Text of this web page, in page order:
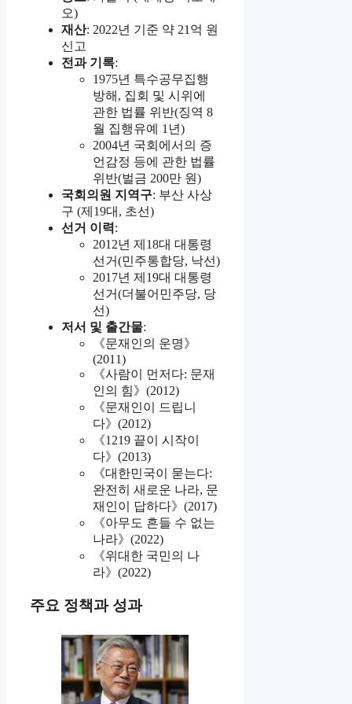
오)
재산: 2022년 기준 약 21억 원
신고
전과 기록:
1975년 특수공무집행
방해, 집회 및 시위에
관한 법률 위반(징역 8
월 집행유예 1년)
2004년 국회에서의 증
언감정 등에 관한 법률
위반(벌금 200만 원)
국회의원 지역구: 부산 사상
구 (제19대, 초선)
선거 이력 :
2012년 제18대 대통령
선거(민주통합당, 낙선)
2017년 제19대 대통령
선거(더불어민주당, 당
선)
저서 및 출간물:
《문재인의 운명》
(2011)
《사람이 먼저다: 문재
인의 힘》(2012)
《문재인이 드립니
다》(2012)
《1219 끝이 시작이
다》(2013)
《대한민국이 묻는다:
완전히 새로운 나라, 문
재인이 답하다》(2017)
《아무도 흔들 수 없는
나라》(2022)
《위대한 국민의 나
라》(2022)
주요 정책과 성과